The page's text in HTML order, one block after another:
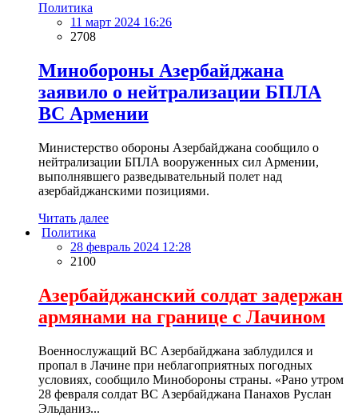
Политика
11 март 2024 16:26
2708
Минобороны Азербайджана
заявило о нейтрализации БПЛА
ВС Армении
Министерство обороны Азербайджана сообщило о
нейтрализации БПЛА вооруженных сил Армении,
выполнявшего разведывательный полет над
азербайджанскими позициями.
Читать далее
Политика
28 февраль 2024 12:28
2100
Азербайджанский солдат задержан
армянами на границе с Лачином
Военнослужащий ВС Азербайджана заблудился и
пропал в Лачине при неблагоприятных погодных
условиях, сообщило Минобороны страны. «Рано утром
28 февраля солдат ВС Азербайджана Панахов Руслан
Эльданиз...